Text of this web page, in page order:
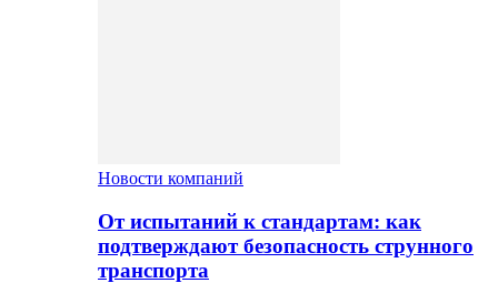
Новости компаний
От испытаний к стандартам: как
подтверждают безопасность струнного
транспорта